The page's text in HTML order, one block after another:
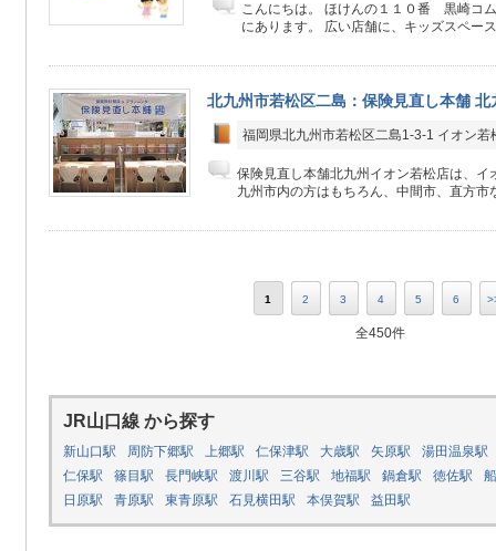
こんにちは。 ほけんの１１０番 黒崎コ
にあります。 広い店舗に、キッズスペー
北九州市若松区二島：保険見直し本舗 北
福岡県北九州市若松区二島1-3-1 イオン若
保険見直し本舗北九州イオン若松店は、イ
九州市内の方はもちろん、中間市、直方市
1 2 3 4 5 6
全450件
JR山口線 から探す
新山口駅 周防下郷駅 上郷駅 仁保津駅 大歳駅 矢原駅
湯田温泉駅
仁保駅
篠目駅 長門峡駅 渡川駅 三谷駅 地福駅 鍋倉駅 徳佐駅
日原駅
青原駅 東青原駅 石見横田駅 本俣賀駅 益田駅